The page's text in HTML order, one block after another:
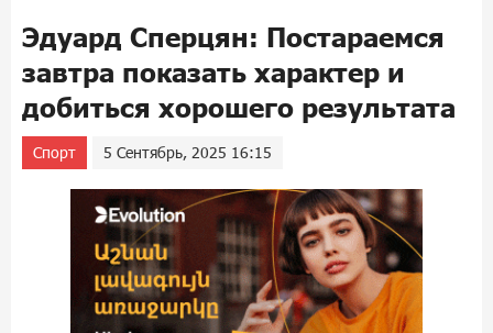
Эдуард Сперцян: Постараемся
завтра показать характер и
добиться хорошего результата
Спорт 5 Сентябрь, 2025 16:15